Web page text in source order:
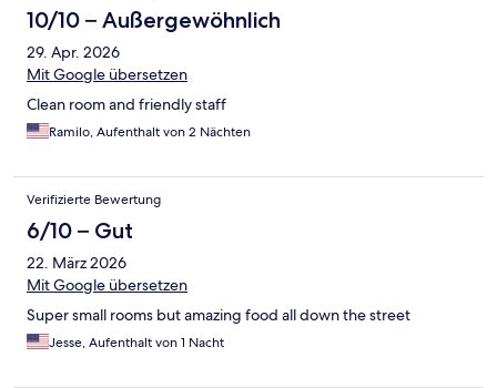
10/10 – Außergewöhnlich
29. Apr. 2026
Mit Google übersetzen
Clean room and friendly staff
Ramilo, Aufenthalt von 2 Nächten
Verifizierte Bewertung
6/10 – Gut
22. März 2026
Mit Google übersetzen
Super small rooms but amazing food all down the street
Jesse, Aufenthalt von 1 Nacht